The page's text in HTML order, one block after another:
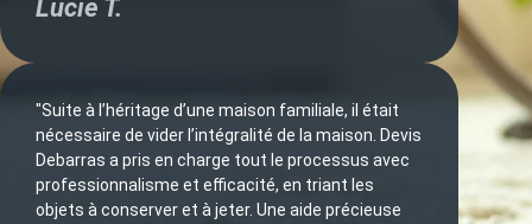
Lucie T.
"Suite à l’héritage d’une maison familiale, il était
nécessaire de vider l’intégralité de la maison. Devis
Debarras a pris en charge tout le processus avec
professionnalisme et efficacité, en triant les
objets à conserver et à jeter. Une aide précieuse